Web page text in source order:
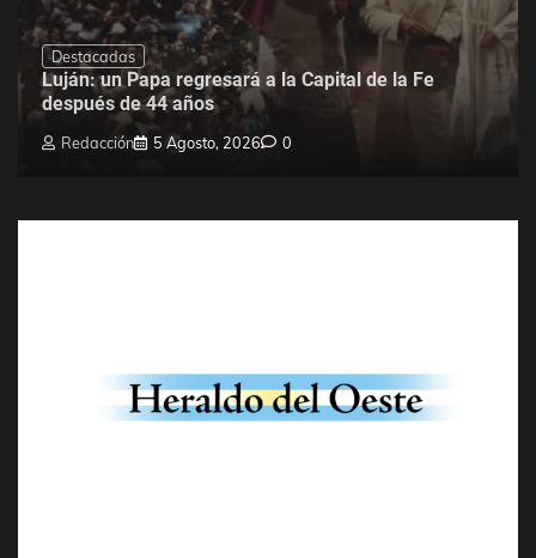
Destacadas
Luján: un Papa regresará a la Capital de la Fe
después de 44 años
Redacción 5 Agosto, 2026 0